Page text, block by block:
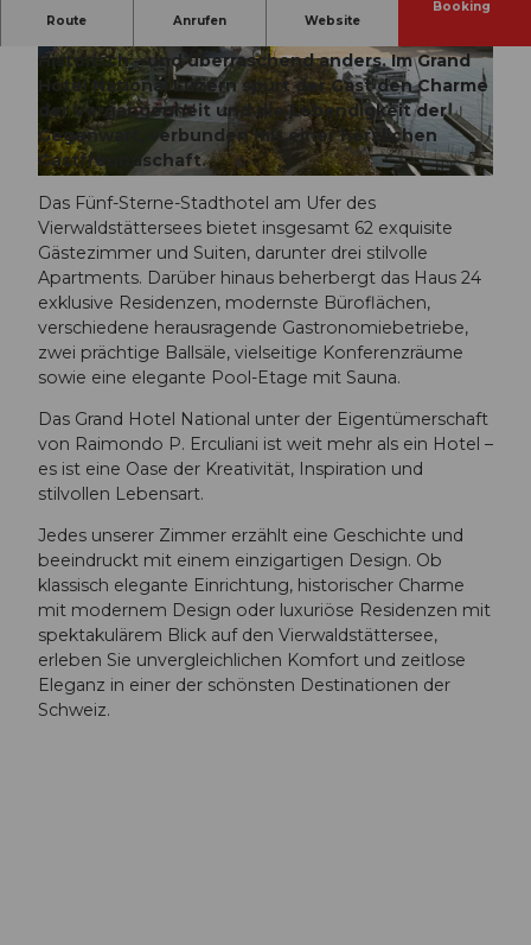
© swisshotel
B
e
u
t
f
u
l
T
e
r
r
c
e
i
u
c
e
r
n
e
(
Route Anrufen Website
Booking
Fashionable seit 1870
Historisch – und überraschend anders. Im Grand
Hotel National Luzern spürt der Gast den Charme
der Vergangenheit und die Lebendigkeit der
Gegenwart, verbunden mit einer herzlichen
Gastfreundschaft.
Das Fünf-Sterne-Stadthotel am Ufer des
Vierwaldstättersees bietet insgesamt 62 exquisite
Gästezimmer und Suiten, darunter drei stilvolle
Apartments. Darüber hinaus beherbergt das Haus 24
exklusive Residenzen, modernste Büroflächen,
verschiedene herausragende Gastronomiebetriebe,
zwei prächtige Ballsäle, vielseitige Konferenzräume
sowie eine elegante Pool-Etage mit Sauna.
Das Grand Hotel National unter der Eigentümerschaft
von Raimondo P. Erculiani ist weit mehr als ein Hotel –
es ist eine Oase der Kreativität, Inspiration und
stilvollen Lebensart.
Jedes unserer Zimmer erzählt eine Geschichte und
beeindruckt mit einem einzigartigen Design. Ob
klassisch elegante Einrichtung, historischer Charme
mit modernem Design oder luxuriöse Residenzen mit
spektakulärem Blick auf den Vierwaldstättersee,
erleben Sie unvergleichlichen Komfort und zeitlose
Eleganz in einer der schönsten Destinationen der
Schweiz.